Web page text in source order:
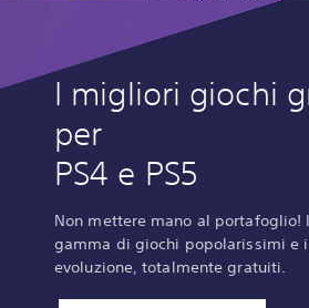
I migliori giochi
per
PS4 e PS5
Non mettere mano al portafoglio!
gamma di giochi popolarissimi e
evoluzione, totalmente gratuiti.